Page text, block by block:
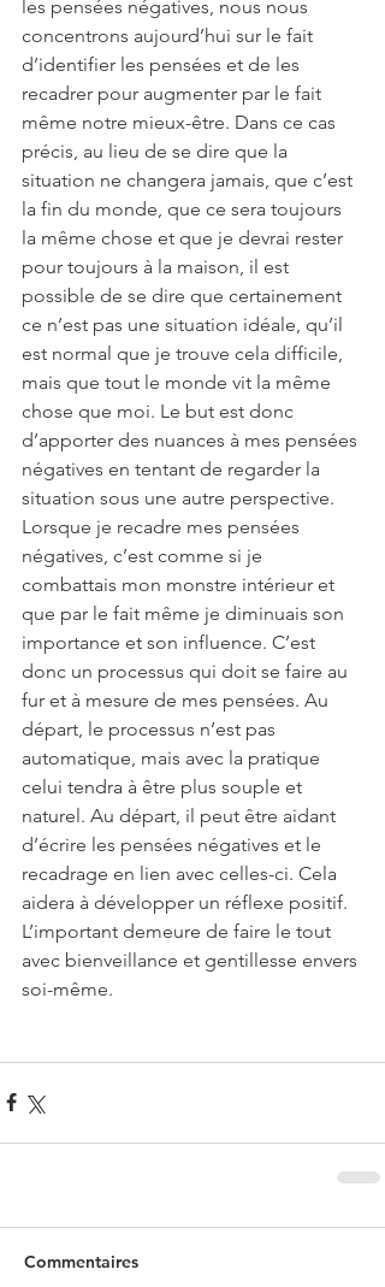
les pensées négatives, nous nous
concentrons aujourd’hui sur le fait
d’identifier les pensées et de les
recadrer pour augmenter par le fait
même notre mieux-être. Dans ce cas
précis, au lieu de se dire que la
situation ne changera jamais, que c’est
la fin du monde, que ce sera toujours
la même chose et que je devrai rester
pour toujours à la maison, il est
possible de se dire que certainement
ce n’est pas une situation idéale, qu’il
est normal que je trouve cela difficile,
mais que tout le monde vit la même
chose que moi. Le but est donc
d’apporter des nuances à mes pensées
négatives en tentant de regarder la
situation sous une autre perspective.
Lorsque je recadre mes pensées
négatives, c’est comme si je
combattais mon monstre intérieur et
que par le fait même je diminuais son
importance et son influence. C’est
donc un processus qui doit se faire au
fur et à mesure de mes pensées. Au
départ, le processus n’est pas
automatique, mais avec la pratique
celui tendra à être plus souple et
naturel. Au départ, il peut être aidant
d’écrire les pensées négatives et le
recadrage en lien avec celles-ci. Cela
aidera à développer un réflexe positif.
L’important demeure de faire le tout
avec bienveillance et gentillesse envers
soi-même.
Commentaires